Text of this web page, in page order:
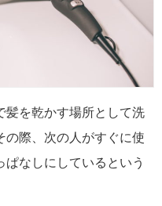
髪を乾かす場所として洗
の際、次の人がすぐに使
ぱなしにしているという